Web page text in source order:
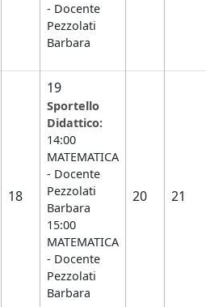
- Docente
Pezzolati
Barbara
18
19
Sportello
Didattico:
14:00
MATEMATICA
- Docente
Pezzolati
Barbara
15:00
MATEMATICA
- Docente
Pezzolati
Barbara
20 21